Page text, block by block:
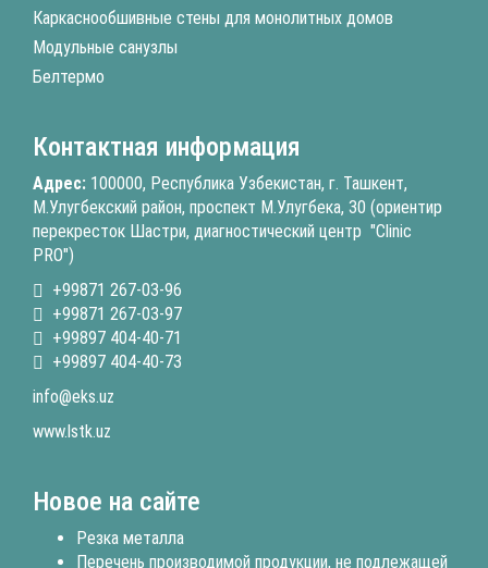
Каркаснообшивные стены для монолитных домов
Модульные санузлы
Белтермо
Контактная информация
Адрес: 100000, Республика Узбекистан, г. Ташкент,
М.Улугбекский район, проспект М.Улугбека, 30 (ориентир
перекресток Шастри, диагностический центр "Clinic
PRO")
+99871 267-03-96
+99871 267-03-97
+99897 404-40-71
+99897 404-40-73
info@eks.uz
www.lstk.uz
Новое на сайте
Резка металла
Перечень производимой продукции, не подлежащей